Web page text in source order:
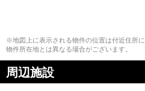
※地図上に表示される物件の位置は付近住所
物件所在地とは異なる場合がございます。
周辺施設